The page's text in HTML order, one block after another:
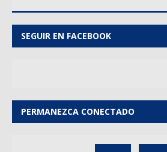
SEGUIR EN FACEBOOK
PERMANEZCA CONECTADO